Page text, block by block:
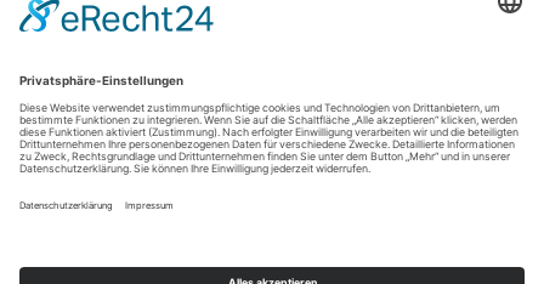
Meerfeldstr. 73
68163 Mannheim
0621 83 25 433